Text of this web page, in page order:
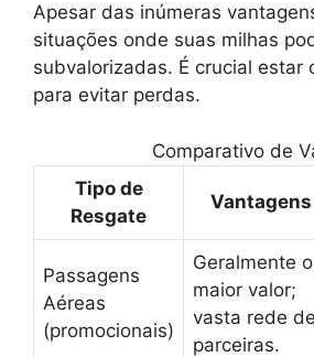
Apesar das inúmeras
situações onde suas milhas
subvalorizadas. É crucial estar
para evitar perdas.
Comparativo de
Tipo de
Resgate
Vantagens
Passagens
Aéreas
(promocionais)
Geralmente o
maior valor;
vasta rede de
parceiras.